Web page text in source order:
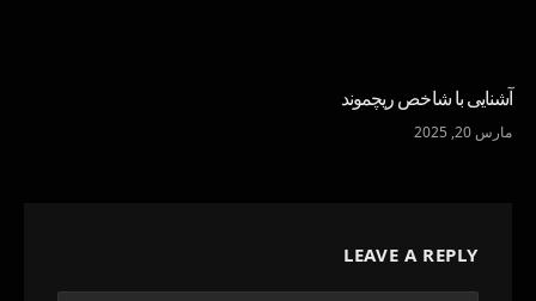
آشنایی با شاخص ریچموند
مارس 20, 2025
LEAVE A REPLY